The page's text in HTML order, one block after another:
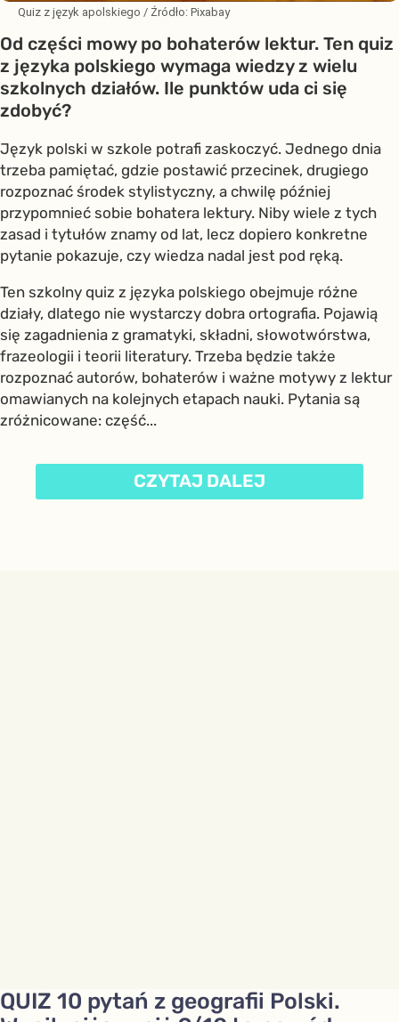
Quiz z język apolskiego / Źródło: Pixabay
Od części mowy po bohaterów lektur. Ten quiz
z języka polskiego wymaga wiedzy z wielu
szkolnych działów. Ile punktów uda ci się
zdobyć?
Język polski w szkole potrafi zaskoczyć. Jednego dnia
trzeba pamiętać, gdzie postawić przecinek, drugiego
rozpoznać środek stylistyczny, a chwilę później
przypomnieć sobie bohatera lektury. Niby wiele z tych
zasad i tytułów znamy od lat, lecz dopiero konkretne
pytanie pokazuje, czy wiedza nadal jest pod ręką.
Ten szkolny quiz z języka polskiego obejmuje różne
działy, dlatego nie wystarczy dobra ortografia. Pojawią
się zagadnienia z gramatyki, składni, słowotwórstwa,
frazeologii i teorii literatury. Trzeba będzie także
rozpoznać autorów, bohaterów i ważne motywy z lektur
omawianych na kolejnych etapach nauki. Pytania są
zróżnicowane: część...
CZYTAJ DALEJ
QUIZ 10 pytań z geografii Polski.